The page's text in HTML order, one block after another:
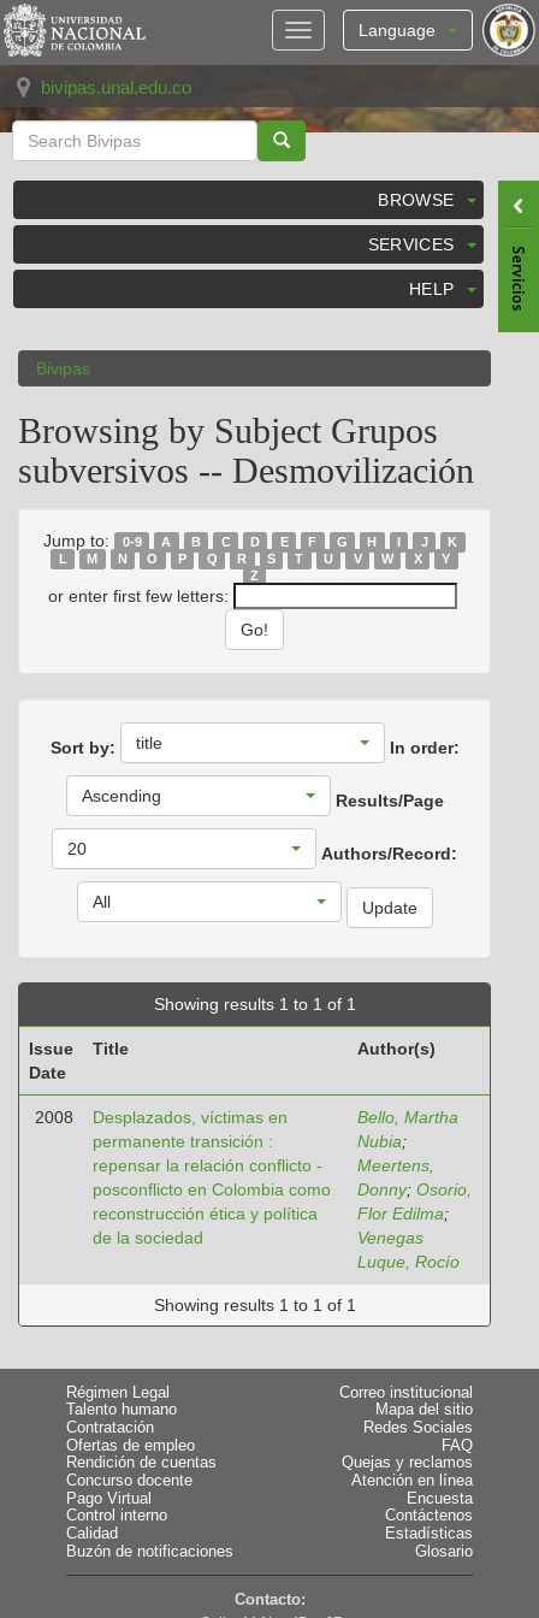
Skip
navigation
Language
bivipas.unal.edu.co
BROWSE
SERVICES
HELP
Bivipas
Browsing by Subject Grupos
subversivos -- Desmovilización
Jump to: 0-9 A B C D E F G H I J
K
L
M N O P Q R S T U V W X
Y
Z
or enter first few letters:
Sort by: title In order:
Ascending Results/Page
20 Authors/Record:
All
Showing results 1 to 1 of 1
Issue
Date
Title Author(s)
2008
Desplazados, víctimas en
permanente transición :
repensar la relación conflicto -
posconflicto en Colombia como
reconstrucción ética y política
de la sociedad
Bello, Martha
Nubia;
Meertens,
Donny; Osorio,
Flor Edilma;
Venegas
Luque, Rocío
Showing results 1 to 1 of 1
Régimen Legal
Talento humano
Contratación
Ofertas de empleo
Rendición de cuentas
Concurso docente
Pago Virtual
Control interno
Calidad
Buzón de notificaciones
Correo institucional
Mapa del sitio
Redes Sociales
FAQ
Quejas y reclamos
Atención en línea
Encuesta
Contáctenos
Estadísticas
Glosario
Contacto: